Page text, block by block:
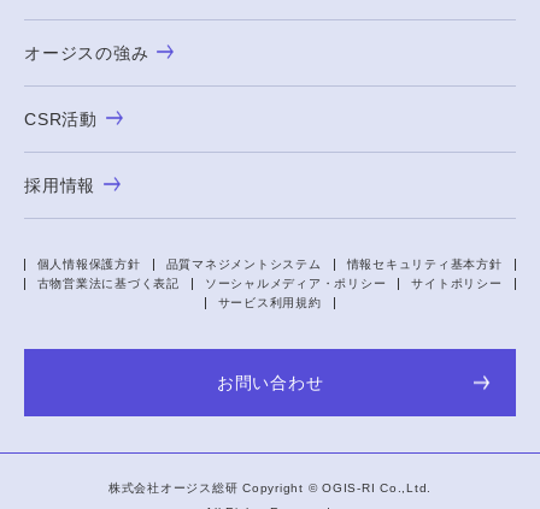
オージスの強み
CSR活動
採用情報
個人情報保護方針 品質マネジメントシステム
情報セキュリティ基本方針
古物営業法に基づく表記
ソーシャルメディア・ポリシー
サイトポリシー
サービス利用規約
お問い合わせ
株式会社オージス総研 Copyright ©OGIS-RI Co.,Ltd.